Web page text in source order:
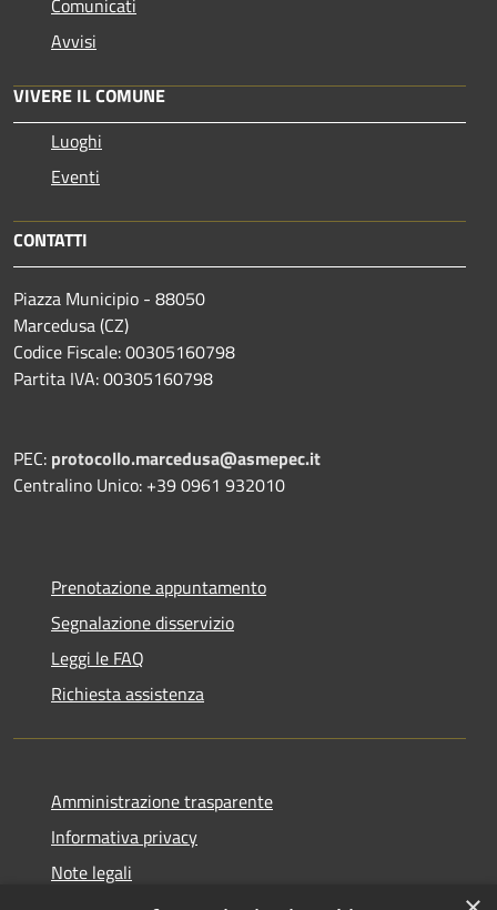
Comunicati
Avvisi
VIVERE IL COMUNE
Luoghi
Eventi
CONTATTI
Piazza Municipio - 88050
Marcedusa (CZ)
Codice Fiscale: 00305160798
Partita IVA: 00305160798
PEC: protocollo.marcedusa@asmepec.it
Centralino Unico: +39 0961 932010
Prenotazione appuntamento
Segnalazione disservizio
Leggi le FAQ
Richiesta assistenza
Amministrazione trasparente
Informativa privacy
Note legali